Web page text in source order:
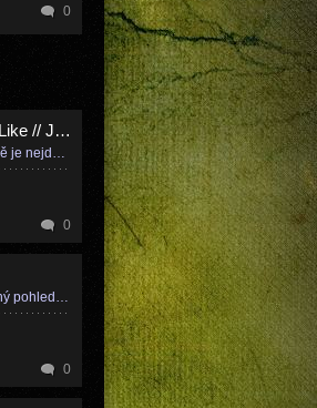
0
Something Like // Jenda
Pro mě osobně je nejdůležitější svoboda, ta je pojítkem spousty textů na naší desce
0
Byl to nádherný pohled vidět ty mraky lidí v našich trikách a mikinách...
0